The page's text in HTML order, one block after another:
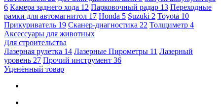
6 Камера заднего хода 12 Парковочный радар 13 Переходные
рамки для автомагнитол 17 Honda 5 Suzuki 2 Toyota 10
Прикуриватель 19 Сканер-диагностика 22 Толщиметр 4
Аксессуары для животных
Для строительства
Лазерная рулетка 14 Лазерные Пирометры 11 Лазерный
уровень 27 Прочий инструмент 36
Уценённый товар